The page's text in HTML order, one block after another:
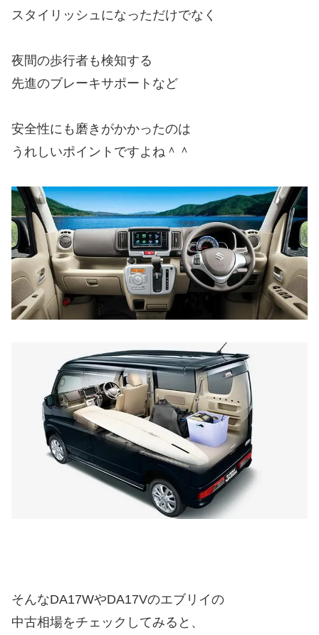
スタイリッシュになっただけでなく
夜間の歩行者も検知する
先進のブレーキサポートなど
安全性にも磨きがかかったのは
うれしいポイントですよね＾＾
そんなDA17WやDA17Vのエブリイの
中古相場をチェックしてみると、